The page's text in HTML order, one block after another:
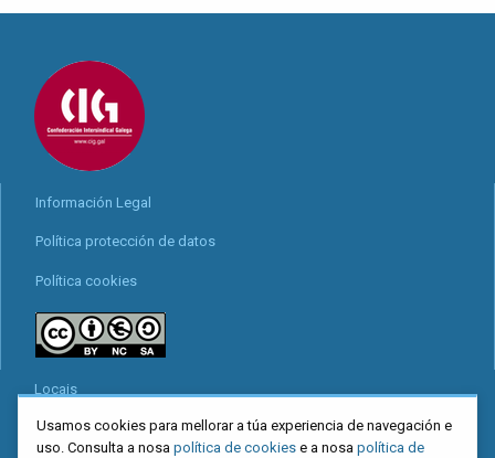
Información Legal
Política protección de datos
Política cookies
Locais
Mapa web
Usamos cookies para mellorar a túa experiencia de navegación e
uso. Consulta a nosa política de cookies e a nosa política de